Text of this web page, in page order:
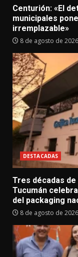
Centurión: «El
municipales
irremplazable»
8 de agosto de 2026
DESTACADAS
Tres décadas
Tucumán
del packaging
8 de agosto de 2026